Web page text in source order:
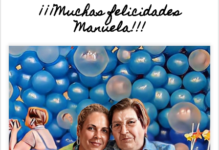
¡¡¡Muchas felicidades
Manuela!!!